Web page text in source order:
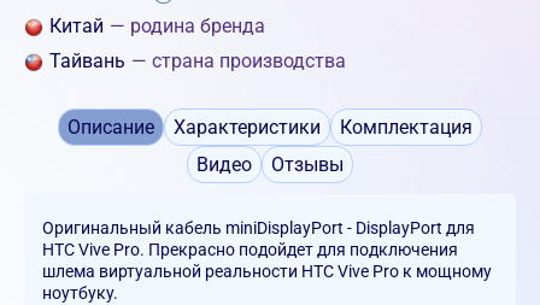
Китай — родина бренда
Тайвань — страна производства
Описание Характеристики
Комплектация
Видео
Отзывы
Оригинальный кабель miniDisplayPort - DisplayPort для
HTC Vive Pro. Прекрасно подойдет для подключения
шлема виртуальной реальности HTC Vive Pro к мощному
ноутбуку.